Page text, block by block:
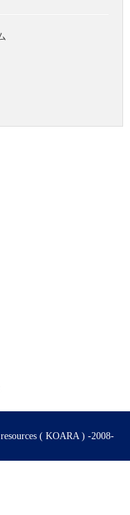
( KOARA ) -2008-